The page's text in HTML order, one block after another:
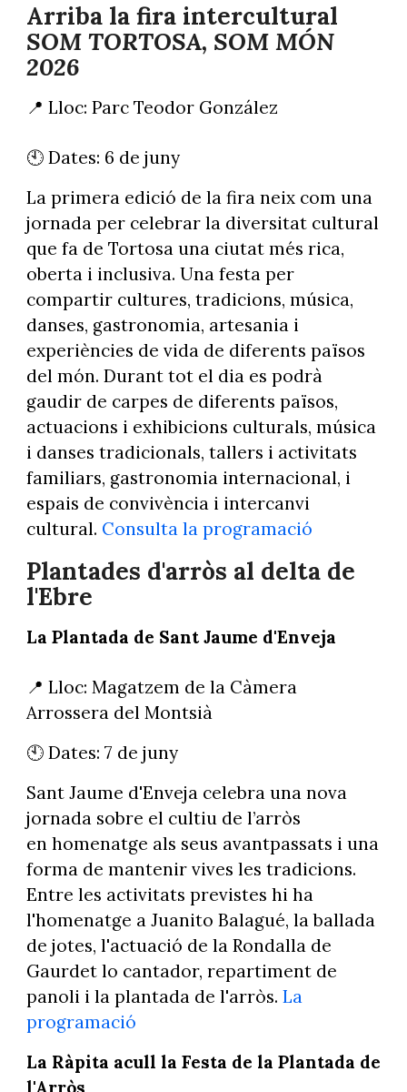
Arriba la fira intercultural
SOM TORTOSA, SOM MÓN
2026
📍 Lloc: Parc Teodor González
🕙 Dates: 6 de juny
La primera edició de la fira neix com una
jornada per celebrar la diversitat cultural
que fa de Tortosa una ciutat més rica,
oberta i inclusiva. Una festa per
compartir cultures, tradicions, música,
danses, gastronomia, artesania i
experiències de vida de diferents països
del món. Durant tot el dia es podrà
gaudir de carpes de diferents països,
actuacions i exhibicions culturals, música
i danses tradicionals, tallers i activitats
familiars, gastronomia internacional, i
espais de convivència i intercanvi
cultural. Consulta la programació
Plantades d'arròs al delta de
l'Ebre
La Plantada de Sant Jaume d'Enveja
📍 Lloc: Magatzem de la Càmera
Arrossera del Montsià
🕙 Dates: 7 de juny
Sant Jaume d'Enveja celebra una nova
jornada sobre el cultiu de l’arròs
en homenatge als seus avantpassats i una
forma de mantenir vives les tradicions.
Entre les activitats previstes hi ha
l'homenatge a Juanito Balagué, la ballada
de jotes, l'actuació de la Rondalla de
Gaurdet lo cantador, repartiment de
panoli i la plantada de l'arròs. La
programació
La Ràpita acull la Festa de la Plantada de
l'Arròs